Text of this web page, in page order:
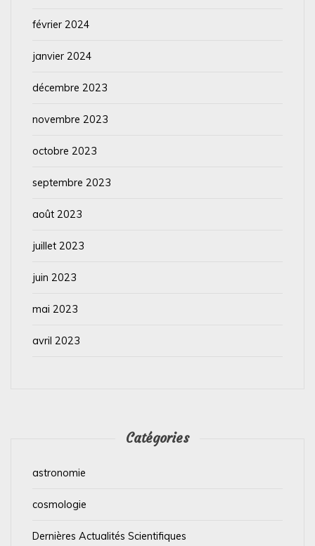
février 2024
janvier 2024
décembre 2023
novembre 2023
octobre 2023
septembre 2023
août 2023
juillet 2023
juin 2023
mai 2023
avril 2023
Catégories
astronomie
cosmologie
Dernières Actualités Scientifiques